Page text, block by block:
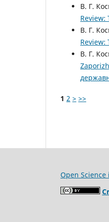
В. Г.
Review:
В. Г.
Review:
В. Г.
1 2 > >>
Open